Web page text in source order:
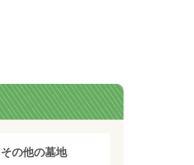
その他の墓地